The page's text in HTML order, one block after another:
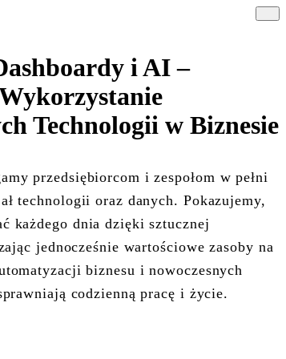
i AI –
Technologii w Biznesie
przedsiębiorcom i zespołom w pełni
technologii oraz danych. Pokazujemy,
każdego dnia dzięki sztucznej
jednocześnie wartościowe zasoby na
biznesu i nowoczesnych
codzienną pracę i życie.